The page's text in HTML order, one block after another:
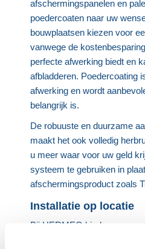
afschermingspanelen en
poedercoaten naar uw
bouwplaatsen kiezen voor
vanwege de
perfecte afwerking biedt en
afbladderen. Poedercoating
afwerking en wordt
belangrijk is.
De robuuste en duurzame
maakt het ook volledig
u meer waar voor uw geld
systeem te gebruiken in
afschermingsproduct zoals
Installatie op locatie
Bij HERMEQ bieden we een
locatie die gewijd is aan het